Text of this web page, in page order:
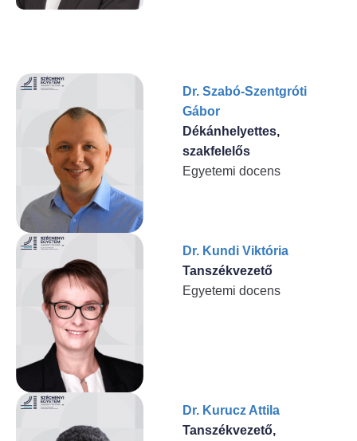
Dr. Szabó-Szentgróti
Gábor
Dékánhelyettes,
szakfelelős
Egyetemi docens
Dr. Kundi Viktória
Tanszékvezető
Egyetemi docens
Dr. Kurucz Attila
Tanszékvezető,